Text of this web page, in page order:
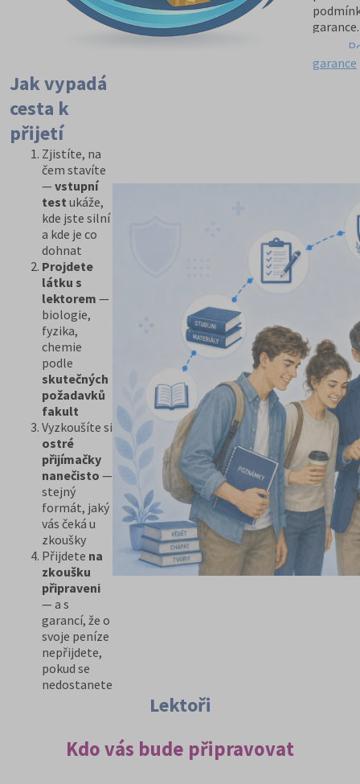
garance.
garance
Jak vypadá
cesta k
přijetí
Zjistíte, na
čem stavíte
— vstupní
test ukáže,
kde jste silní
a kde je co
dohnat
Projdete
látku s
lektorem —
biologie,
fyzika,
chemie
podle
skutečných
požadavků
fakult
Vyzkoušíte si
ostré
přijímačky
nanečisto —
stejný
formát, jaký
vás čeká u
zkoušky
Přijdete na
zkoušku
připraveni
— a s
garancí, že o
svoje peníze
nepřijdete,
pokud se
nedostanete
Lektoři
Kdo vás bude připravovat